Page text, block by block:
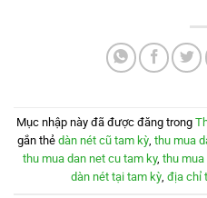
Mục nhập này đã được đăng trong
gắn thẻ dàn nét cũ tam kỳ thu mua
thu mua dan net cu tam ky, thu mua
dàn nét tại tam kỳ địa chỉ